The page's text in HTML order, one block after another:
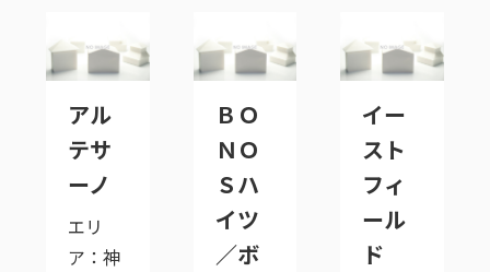
アル
テサ
ーノ
エリ
ア：神
ＢＯ
ＮＯ
Ｓハ
イツ
／ボ
イー
スト
フィ
ール
ド